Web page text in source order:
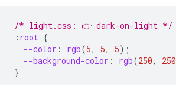
/* light.css: 👉 dark-on-light */
: root {
--color : rgb(5, 5, 5);
--background-color : rgb(250, 250
}